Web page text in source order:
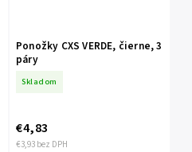
Ponožky CXS VERDE, čierne, 3
páry
Skladom
€3,93 bez DPH
€4,83